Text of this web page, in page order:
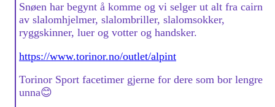
Snøen har begynt å komme og vi selger ut alt fra cairn
av slalomhjelmer, slalombriller, slalomsokker,
ryggskinner, luer og votter og handsker.
https://www.torinor.no/outlet/alpint
Torinor Sport facetimer gjerne for dere som bor lengre
unna😊